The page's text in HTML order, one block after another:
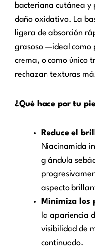
bacteriana cutánea y
daño oxidativo. La
ligera de absorción
grasoso —ideal como
crema, o como único
rechazan texturas
¿Qué hace por tu
Reduce el
Niacinamida
glándula
aspecto
Minimiza los
la apariencia
visibilidad de
continuado.